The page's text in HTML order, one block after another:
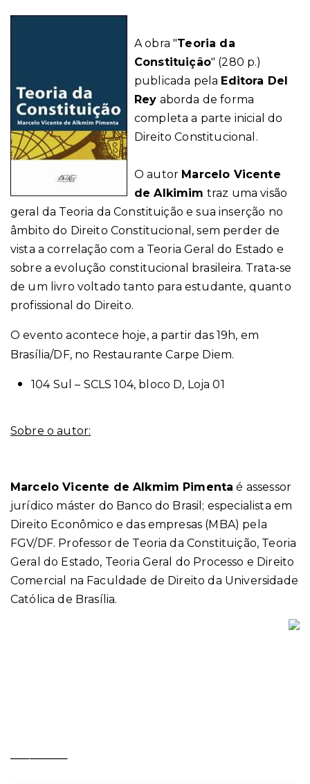
A obra "Teoria da
Constituição" (280 p.)
publicada pela Editora Del
Rey aborda de forma
completa a parte inicial do
Direito Constitucional.
O autor Marcelo Vicente
de Alkimim traz uma visão
geral da Teoria da Constituição e sua inserção no
âmbito do Direito Constitucional, sem perder de
vista a correlação com a Teoria Geral do Estado e
sobre a evolução constitucional brasileira. Trata-se
de um livro voltado tanto para estudante, quanto
profissional do Direito.
O evento acontece hoje, a partir das 19h, em
Brasília/DF, no Restaurante Carpe Diem.
104 Sul – SCLS 104, bloco D, Loja 01
Sobre o autor:
Marcelo Vicente de Alkmim Pimenta é assessor
jurídico máster do Banco do Brasil; especialista em
Direito Econômico e das empresas (MBA) pela
FGV/DF. Professor de Teoria da Constituição, Teoria
Geral do Estado, Teoria Geral do Processo e Direito
Comercial na Faculdade de Direito da Universidade
Católica de Brasília.